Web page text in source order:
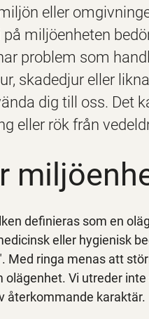
eller
miljöenheten
problem som
skadedjur eller
dig till oss. Det
eller rök från
definieras som en
eller hygienisk
Med ringa menas att
olägenhet. Vi utreder
återkommande karaktär.